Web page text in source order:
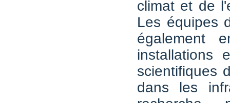
climat et de
Les équipes
également
installations
scientifiques
dans les